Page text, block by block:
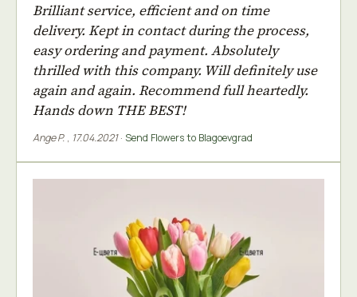
Brilliant service, efficient and on time
delivery. Kept in contact during the process,
easy ordering and payment. Absolutely
thrilled with this company. Will definitely use
again and again. Recommend full heartedly.
Hands down THE BEST!
Ange P. , 17.04.2021· Send Flowers to Blagoevgrad